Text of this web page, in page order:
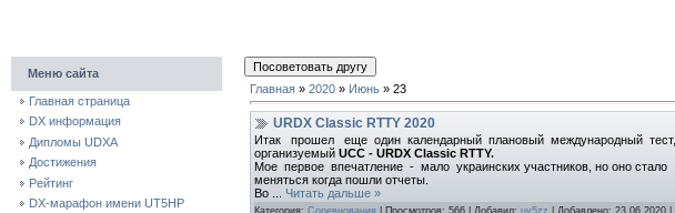
Меню сайта
Главная страница
DX информация
Дипломы UDXA
Достижения
Рейтинг
DX-марафон имени UT5HP
Главная » 2020 » Июнь » 23
URDX Classic RTTY 2020
Итак прошел еще один календарный плановый международный тест,
организуемый UCC - URDX Classic RTTY.
Мое первое впечатление - мало украинских участников, но оно стало
меняться когда пошли отчеты.
Во
Читать дальше »
Категория: Соревнования | Просмотров: 566 | Добавил: uy5zz | Добавлено: 23.06.2020